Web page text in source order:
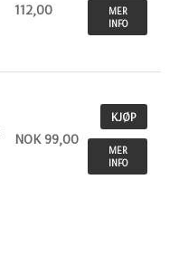
112,00
MER
INFO
NOK 99,00
KJØP
MER
INFO